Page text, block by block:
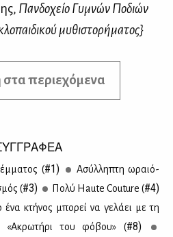
Πανδοχείο Γυμνών Ποδιών
μυθιστορήματος}
περιεχόμενα
(#1)
Ασύλ­λη­πτη ωραιό­
(#3) Πο­λύ Haute Couture (#4)
ένα κτή­νος μπο­ρεί να γε­λά­ει με τη
«Ακρω­τή­ρι του φό­βου» (#8)